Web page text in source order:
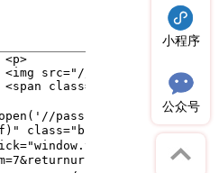
小程序
公众号